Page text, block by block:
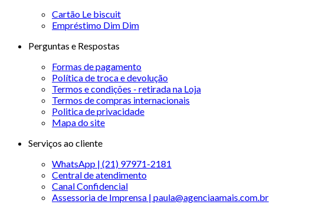
Cartão Le biscuit
Empréstimo Dim Dim
Perguntas e Respostas
Formas de pagamento
Política de troca e devolução
Termos e condições - retirada na Loja
Termos de compras internacionais
Politica de privacidade
Mapa do site
Serviços ao cliente
WhatsApp | (21) 97971-2181
Central de atendimento
Canal Confidencial
Assessoria de Imprensa | paula@agenciaamais.com.br